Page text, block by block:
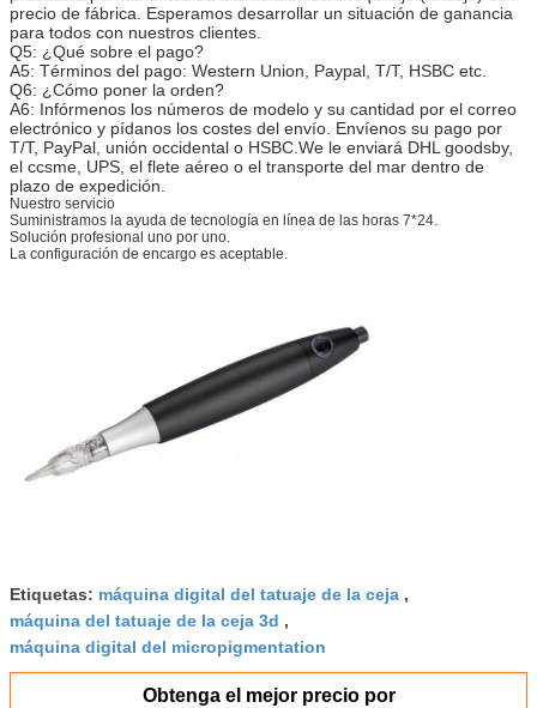
precio de fábrica. Esperamos desarrollar un situación de ganancia
para todos con nuestros clientes.
Q5: ¿Qué sobre el pago?
A5: Términos del pago: Western Union, Paypal, T/T, HSBC etc.
Q6: ¿Cómo poner la orden?
A6: Infórmenos los números de modelo y su cantidad por el correo
electrónico y pídanos los costes del envío. Envíenos su pago por
T/T, PayPal, unión occidental o HSBC.We le enviará DHL goodsby,
el ccsme, UPS, el flete aéreo o el transporte del mar dentro de
plazo de expedición.
Nuestro servicio
Suministramos la ayuda de tecnología en línea de las horas 7*24.
Solución profesional uno por uno.
La configuración de encargo es aceptable.
Etiquetas: máquina digital del tatuaje de la ceja ,
máquina del tatuaje de la ceja 3d ,
máquina digital del micropigmentation
Obtenga el mejor precio por